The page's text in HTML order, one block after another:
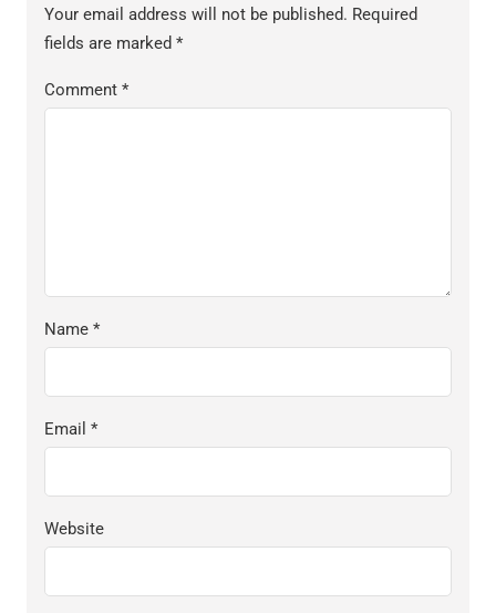
Your email address will not be published. Required
fields are marked *
Comment *
Name *
Email *
Website